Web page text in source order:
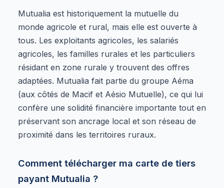
Mutualia est historiquement la mutuelle du
monde agricole et rural, mais elle est ouverte à
tous. Les exploitants agricoles, les salariés
agricoles, les familles rurales et les particuliers
résidant en zone rurale y trouvent des offres
adaptées. Mutualia fait partie du groupe Aéma
(aux côtés de Macif et Aésio Mutuelle), ce qui lui
confère une solidité financière importante tout en
préservant son ancrage local et son réseau de
proximité dans les territoires ruraux.
Comment télécharger ma carte de tiers
payant Mutualia ?